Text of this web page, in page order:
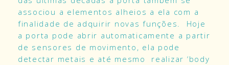
associou a elementos alheios a ela com a
finalidade de adquirir novas funções. Hoje
a porta pode abrir automaticamente a partir
de sensores de movimento, ela pode
detectar metais e até mesmo realizar ‘body